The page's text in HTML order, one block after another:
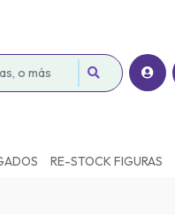
RE-STOCK FIGURAS